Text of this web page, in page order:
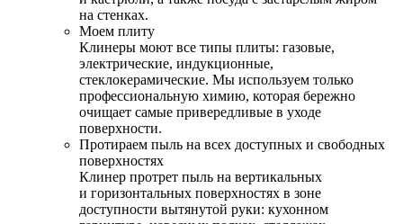
на стенках.
Моем плиту
Клинеры моют все типы плиты: газовые,
электрические, индукционные,
стеклокерамические. Мы используем только
профессиональную химию, которая бережно
очищает самые привередливые в уходе
поверхности.
Протираем пыль на всех доступных и свободных
поверхностях
Клинер протрет пыль на вертикальных
и горизонтальных поверхностях в зоне
доступности вытянутой руки: кухонном